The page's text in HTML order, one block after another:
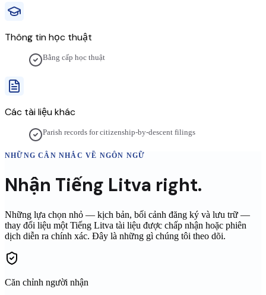
Thông tin học thuật
Bằng cấp học thuật
Các tài liệu khác
Parish records for citizenship-by-descent filings
NHỮNG CÂN NHẮC VỀ NGÔN NGỮ
Nhận Tiếng Litva right.
Những lựa chọn nhỏ — kịch bản, bối cảnh đăng ký và lưu trữ —
thay đổi liệu một Tiếng Litva tài liệu được chấp nhận hoặc phiên
dịch diễn ra chính xác. Đây là những gì chúng tôi theo dõi.
Căn chỉnh người nhận